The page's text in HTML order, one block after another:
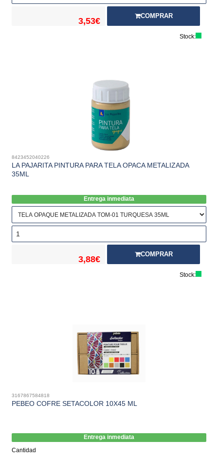
3,53€
COMPRAR
Stock:
8423452040226
LA PAJARITA PINTURA PARA TELA OPACA METALIZADA
35ML
Entrega inmediata
3,88€
COMPRAR
Stock:
3167867584818
PEBEO COFRE SETACOLOR 10X45 ML
Entrega inmediata
Cantidad